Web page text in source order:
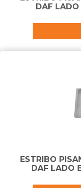
DAF LADO
ESTRIBO
DAF LADO